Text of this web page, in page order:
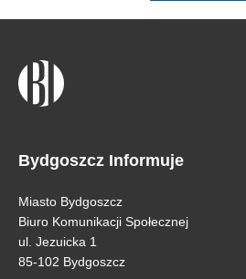
Bydgoszcz Informuje
Miasto Bydgoszcz
Biuro Komunikacji Społecznej
ul. Jezuicka 1
85-102 Bydgoszcz